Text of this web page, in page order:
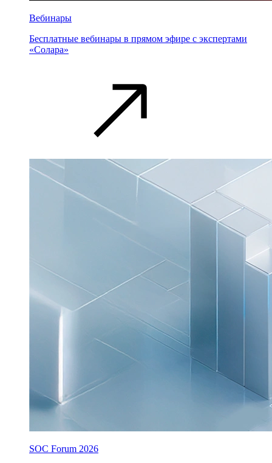
Вебинары
Бесплатные вебинары в прямом эфире с экспертами
«Солара»
SOC Forum 2026